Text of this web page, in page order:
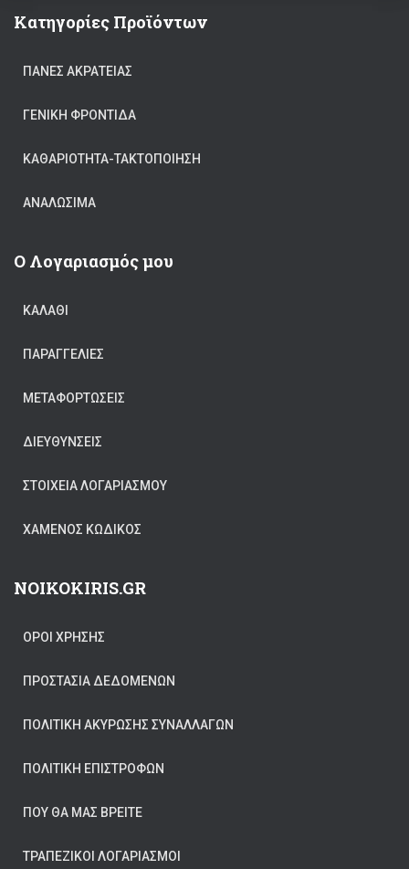
Κατηγορίες Προϊόντων
ΠΆΝΕΣ ΑΚΡΆΤΕΙΑΣ
ΓΕΝΙΚΉ ΦΡΟΝΤΊΔΑ
ΚΑΘΑΡΙΟΤΗΤΑ-ΤΑΚΤΟΠΟΙΗΣΗ
ΑΝΑΛΏΣΙΜΑ
Ο Λογαριασμός μου
ΚΑΛΆΘΙ
ΠΑΡΑΓΓΕΛΊΕΣ
ΜΕΤΑΦΟΡΤΏΣΕΙΣ
ΔΙΕΥΘΎΝΣΕΙΣ
ΣΤΟΙΧΕΊΑ ΛΟΓΑΡΙΑΣΜΟΎ
ΧΑΜΈΝΟΣ ΚΩΔΙΚΌΣ
NOIKOKIRIS.GR
ΟΡΟΙ ΧΡΗΣΗΣ
ΠΡΟΣΤΑΣΊΑ ΔΕΔΟΜΈΝΩΝ
ΠΟΛΙΤΙΚΉ ΑΚΎΡΩΣΗΣ ΣΥΝΑΛΛΑΓΏΝ
ΠΟΛΙΤΙΚΉ ΕΠΙΣΤΡΟΦΏΝ
ΠΟΥ ΘΑ ΜΑΣ ΒΡΕΊΤΕ
ΤΡΑΠΕΖΙΚΟΙ ΛΟΓΑΡΙΑΣΜΟΙ